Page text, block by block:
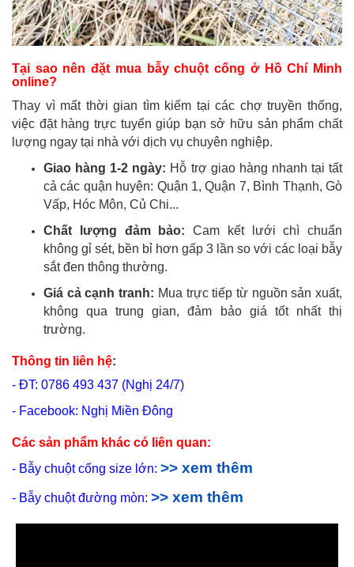
Tại sao nên đặt mua bẫy chuột cống ở Hồ Chí Minh
online?
Thay vì mất thời gian tìm kiếm tại các chợ truyền thống,
việc đặt hàng trực tuyến giúp bạn sở hữu sản phẩm chất
lượng ngay tại nhà với dịch vụ chuyên nghiệp.
Giao hàng 1-2 ngày: Hỗ trợ giao hàng nhanh tại tất
cả các quận huyện: Quận 1, Quận 7, Bình Thạnh, Gò
Vấp, Hóc Môn, Củ Chi...
Chất lượng đảm bảo: Cam kết lưới chì chuẩn
không gỉ sét, bền bỉ hơn gấp 3 lần so với các loại bẫy
sắt đen thông thường.
Giá cả cạnh tranh: Mua trực tiếp từ nguồn sản xuất,
không qua trung gian, đảm bảo giá tốt nhất thị
trường.
Thông tin liên hệ:
- ĐT: 0786 493 437 (Nghị 24/7)
- Facebook: Nghị Miền Đông
Các sản phẩm khác có liên quan:
- Bẫy chuột cống size lớn: >> xem thêm
- Bẫy chuột đường mòn: >> xem thêm